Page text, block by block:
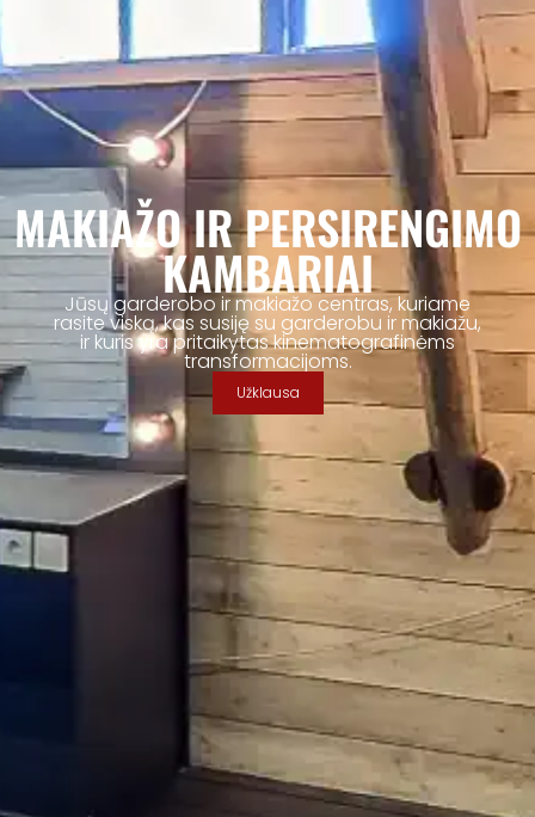
MAKIAŽO IR PERSIRENGIMO
KAMBARIAI
Jūsų garderobo ir makiažo centras, kuriame
rasite viską, kas susiję su garderobu ir makiažu,
ir kuris yra pritaikytas kinematografinėms
transformacijoms.
Užklausa